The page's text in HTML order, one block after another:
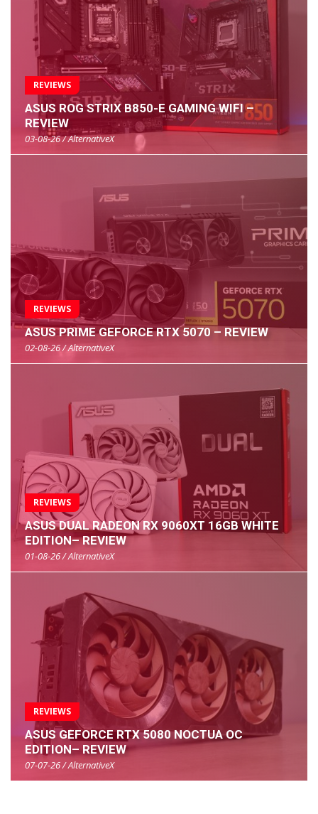
REVIEWS
ASUS ROG STRIX B850-E GAMING WIFI –
REVIEW
03-08-26 / AlternativeX
REVIEWS
ASUS PRIME GEFORCE RTX 5070 – REVIEW
02-08-26 / AlternativeX
REVIEWS
ASUS DUAL RADEON RX 9060XT 16GB WHITE
EDITION– REVIEW
01-08-26 / AlternativeX
REVIEWS
ASUS GEFORCE RTX 5080 NOCTUA OC
EDITION– REVIEW
07-07-26 / AlternativeX